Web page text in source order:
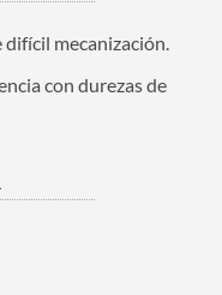
mecanización.
con durezas de